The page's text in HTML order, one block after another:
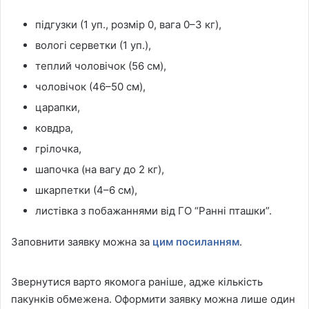
підгузки (1 уп., розмір 0, вага 0–3 кг),
вологі серветки (1 уп.),
теплий чоловічок (56 см),
чоловічок (46–50 см),
царапки,
ковдра,
грілочка,
шапочка (на вагу до 2 кг),
шкарпетки (4–6 см),
листівка з побажаннями від ГО “Ранні пташки”.
Заповнити заявку можна за цим посиланням.
Звернутися варто якомога раніше, адже кількість
пакунків обмежена. Оформити заявку можна лише один